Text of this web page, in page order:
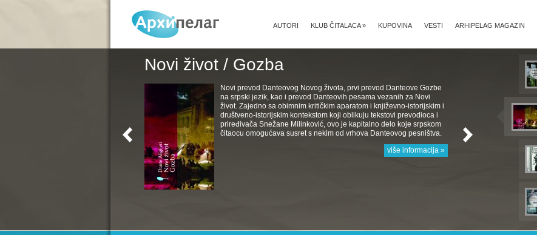
ARHIPELAG MAGAZIN
VESTI
KUPOVINA
KLUB ČITALACA»
AUTORI
Novi život / Gozba
Novi prevod Danteovog Novog života, prvi prevod Danteove Gozbe
na srpski jezik, kao i prevod Danteovih pesama vezanih za Novi
život. Zajedno sa obimnim kritičkim aparatom i književno-istorijskim i
društveno-istorijskim kontekstom koji oblikuju tekstovi prevodioca i
priređivača Snežane Milinković, ovo je kapitalno delo koje srpskom
čitaocu omogućava susret s nekim od vrhova Danteovog pesništva.
više informacija »